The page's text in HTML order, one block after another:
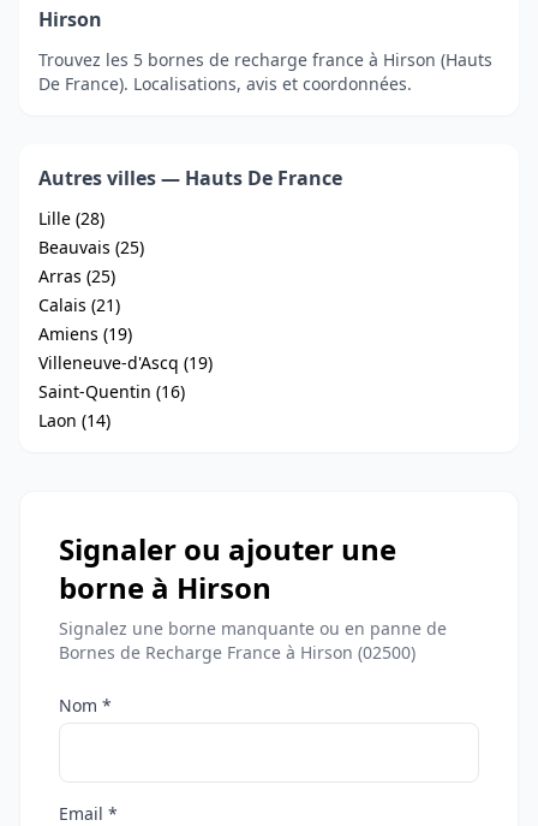
Hirson
Trouvez les 5 bornes de recharge france à Hirson (Hauts
De France). Localisations, avis et coordonnées.
Autres villes — Hauts De France
Lille (28)
Beauvais (25)
Arras (25)
Calais (21)
Amiens (19)
Villeneuve-d'Ascq (19)
Saint-Quentin (16)
Laon (14)
Signaler ou ajouter une
borne à Hirson
Signalez une borne manquante ou en panne de
Bornes de Recharge France à Hirson (02500)
Nom *
Email *